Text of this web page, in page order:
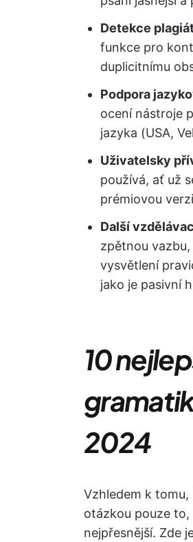
Detekce
funkce pro
duplicitnímu
Podpora
ocení nástroje
jazyka (USA,
Uživatelsky
používá, ať už
prémiovou
Další
zpětnou
vysvětlení
jako je pasivní
10
2024
Vzhledem k
otázkou pouze to,
nejpřesnější. Zde